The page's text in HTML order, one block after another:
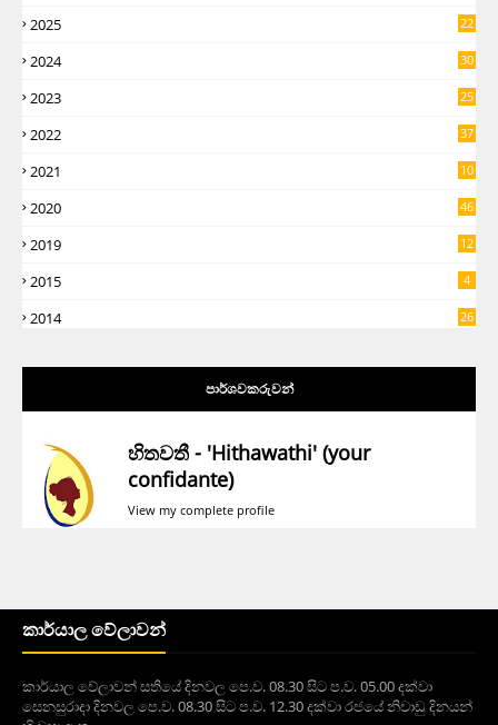
2025 22
2024 30
2023 25
2022 37
2021 10
2020 46
2019
12
2015 4
2014 26
පාර්ශවකරුවන්
හිතවතී - 'Hithawathi' (your
confidante)
View my complete profile
කාර්යාල වේලාවන්
කාර්යාල වේලාවන් සතියේ දිනවල පෙ.ව. 08.30 සිට ප.ව. 05.00 දක්වා
සෙනසුරාදා දිනවල පෙ.ව. 08.30 සිට ප.ව. 12.30 දක්වා රජයේ නිවාඩු දිනයන්